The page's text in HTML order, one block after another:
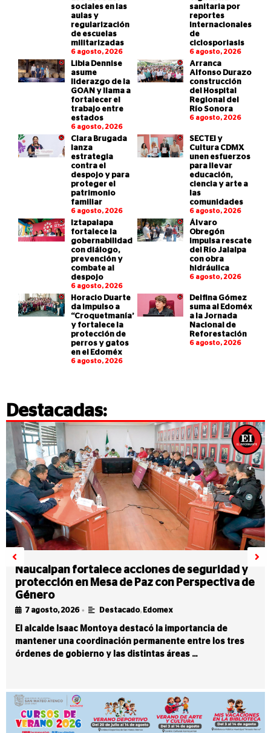
sociales en las
aulas y
regularización
de escuelas
militarizadas
6 agosto, 2026
sanitaria por
reportes
internacionales
de
ciclosporiasis
6 agosto, 2026
Libia Dennise
asume
liderazgo de la
GOAN y llama a
fortalecer el
trabajo entre
estados
6 agosto, 2026
Arranca
Alfonso Durazo
construcción
del Hospital
Regional del
Río Sonora
6 agosto, 2026
Clara Brugada
lanza
estrategia
contra el
despojo y para
proteger el
patrimonio
familiar
6 agosto, 2026
SECTEI y
Cultura CDMX
unen esfuerzos
para llevar
educación,
ciencia y arte a
las
comunidades
6 agosto, 2026
Iztapalapa
fortalece la
gobernabilidad
con diálogo,
prevención y
combate al
despojo
6 agosto, 2026
Álvaro
Obregón
impulsa rescate
del Río Jalalpa
con obra
hidráulica
6 agosto, 2026
Horacio Duarte
da impulso a
“Croquetmanía”
y fortalece la
protección de
perros y gatos
en el Edoméx
6 agosto, 2026
Delfina Gómez
suma al Edoméx
a la Jornada
Nacional de
Reforestación
6 agosto, 2026
Destacadas:
Naucalpan fortalece acciones de seguridad y
protección en Mesa de Paz con Perspectiva de
Género
7 agosto, 2026 • Destacado, Edomex
El alcalde Isaac Montoya destacó la importancia de
mantener una coordinación permanente entre los tres
órdenes de gobierno y las distintas áreas …